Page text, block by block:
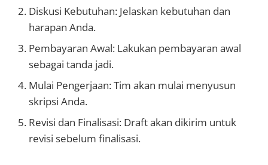
Diskusi Kebutuhan: Jelaskan kebutuhan dan
harapan Anda.
Pembayaran Awal: Lakukan pembayaran awal
sebagai tanda jadi.
Mulai Pengerjaan: Tim akan mulai menyusun
skripsi Anda.
Revisi dan Finalisasi: Draft akan dikirim untuk
revisi sebelum finalisasi.